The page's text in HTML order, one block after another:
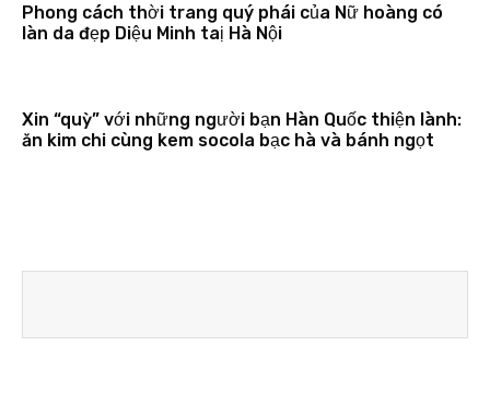
Phong cách thời trang quý phái của Nữ hoàng có
làn da đẹp Diệu Minh taị Hà Nội
Xin “quỳ” với những người bạn Hàn Quốc thiện lành:
ăn kim chi cùng kem socola bạc hà và bánh ngọt